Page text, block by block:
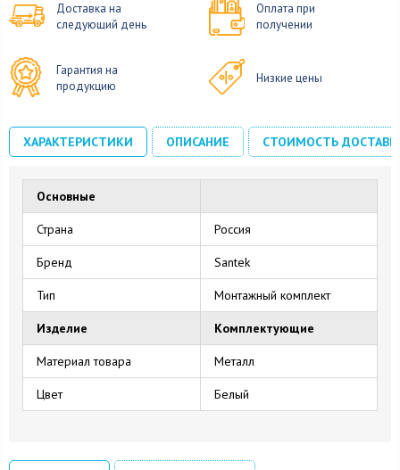
Доставка на
следующий день
Оплата при
получении
Гарантия на
продукцию
Низкие цены
ХАРАКТЕРИСТИКИ ОПИСАНИЕ СТОИМОСТЬ
Основные
Страна Россия
Бренд Santek
Тип Монтажный комплект
Изделие Комплектующие
Материал товара Металл
Цвет Белый